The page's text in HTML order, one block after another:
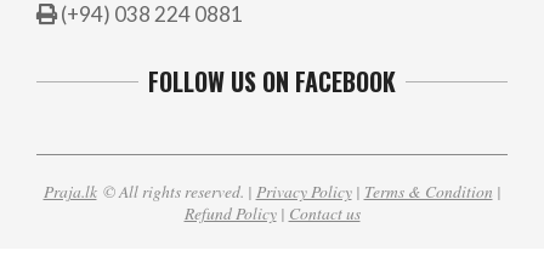
(+94) 038 224 0881
FOLLOW US ON FACEBOOK
Praja.lk© All rights reserved. | Privacy Policy| Terms & Condition |
Refund Policy| Contact us